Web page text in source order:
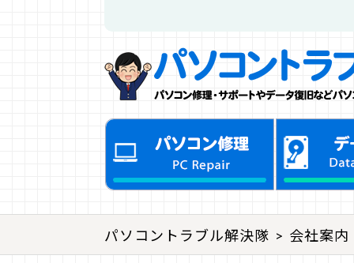
パソコントラブル解決隊 会社案内